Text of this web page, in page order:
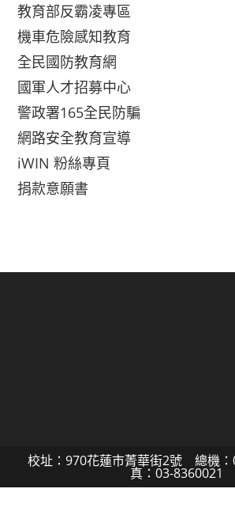
教育部反霸凌專區
機車危險感知教育
全民國防教育網
國軍人才招募中心
警政署165全民防騙
網路安全教育宣導
iWIN 粉絲專頁
捐款意願書
校址：970花蓮市菁華街2號 總機
真：03-8360021